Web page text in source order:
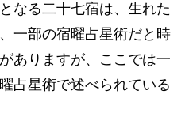
なる二十七宿は、生れた
一部の宿曜占星術だと時
ありますが、ここでは一
占星術で述べられている